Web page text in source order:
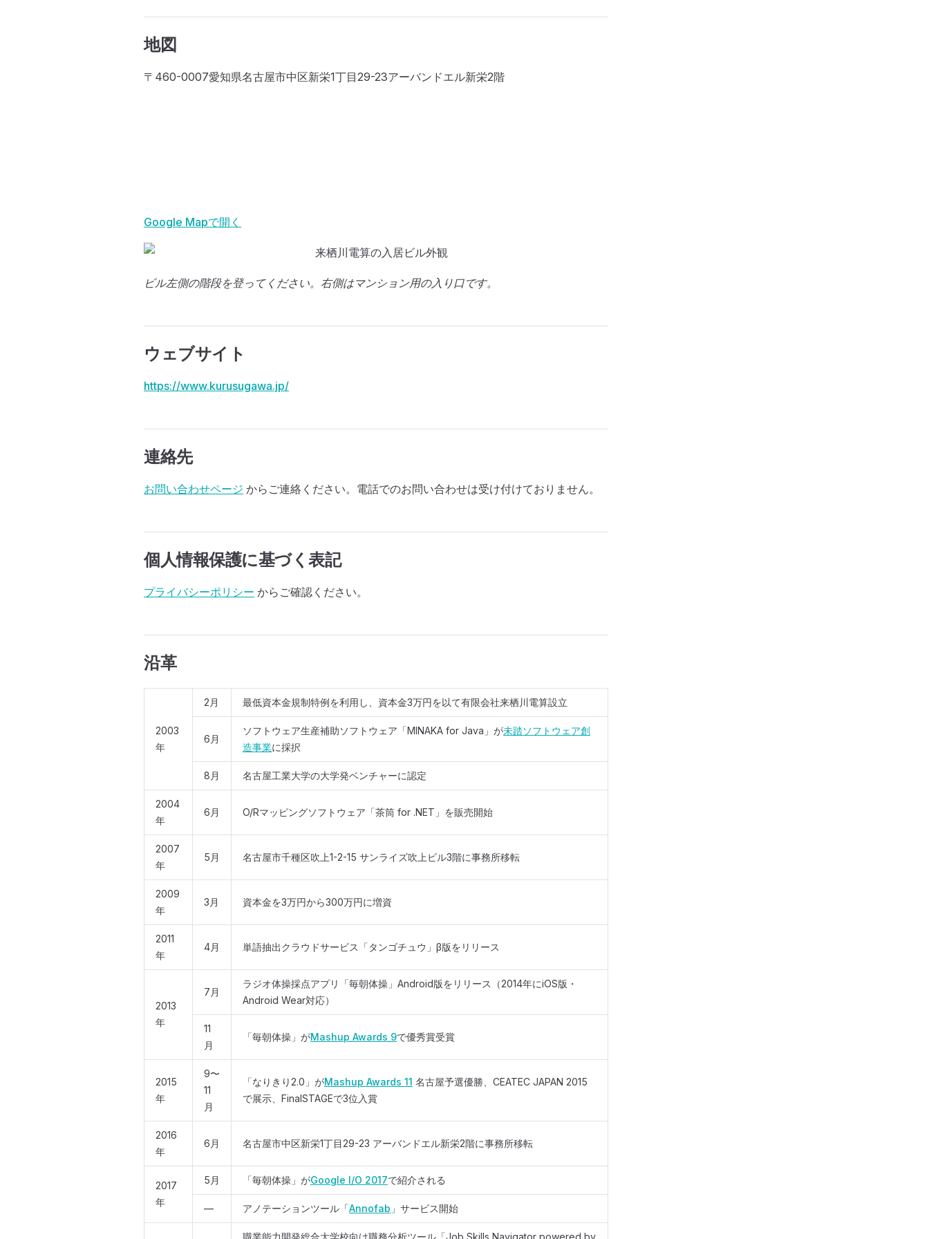
地図
〒460-0007愛知県名古屋市中区新栄1丁目29-23アーバンドエル新栄2階
Google Mapで開く
ビル左側の階段を登ってください。右側はマンション用の入り口です。
ウェブサイト
https://www.kurusugawa.jp/
連絡先
お問い合わせページ からご連絡ください。電話でのお問い合わせは受け付けておりません。
個人情報保護に基づく表記
プライバシーポリシー からご確認ください。
沿革
2003
年
2月 最低資本金規制特例を利用し、資本金3万円を以て有限会社来栖川電算設立
6月
ソフトウェア生産補助ソフトウェア「MINAKA for Java」が未踏ソフトウェア創
造事業に採択
8月 名古屋工業大学の大学発ベンチャーに認定
2004
年
6月 O/Rマッピングソフトウェア「茶筒 for .NET」を販売開始
2007
年
5月 名古屋市千種区吹上1-2-15 サンライズ吹上ビル3階に事務所移転
2009
年
3月 資本金を3万円から300万円に増資
2011
年
4月 単語抽出クラウドサービス「タンゴチュウ」β版をリリース
2013
年
7月
ラジオ体操採点アプリ「毎朝体操」Android版をリリース（2014年にiOS版・
Android Wear対応）
11
月
「毎朝体操」がMashup Awards 9で優秀賞受賞
2015
年
9〜
11
月
「なりきり2.0」がMashup Awards 11 名古屋予選優勝、CEATEC JAPAN 2015
で展示、FinalSTAGEで3位入賞
2016
年
6月 名古屋市中区新栄1丁目29-23 アーバンドエル新栄2階に事務所移転
2017
年
5月 「毎朝体操」がGoogle I/O 2017で紹介される
— アノテーションツール「Annofab 」サービス開始
職業能力開発総合大学校向け職務分析ツール「Job Skills Navigator powered by